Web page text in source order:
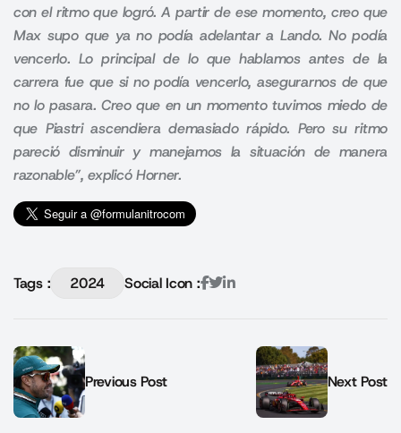
con el ritmo que logró. A partir de ese momento, creo que
Max supo que ya no podía adelantar a Lando. No podía
vencerlo. Lo principal de lo que hablamos antes de la
carrera fue que si no podía vencerlo, asegurarnos de que
no lo pasara. Creo que en un momento tuvimos miedo de
que Piastri ascendiera demasiado rápido. Pero su ritmo
pareció disminuir y manejamos la situación de manera
razonable”, explicó Horner.
Tags : 2024 Social Icon :
Previous Post Next Post